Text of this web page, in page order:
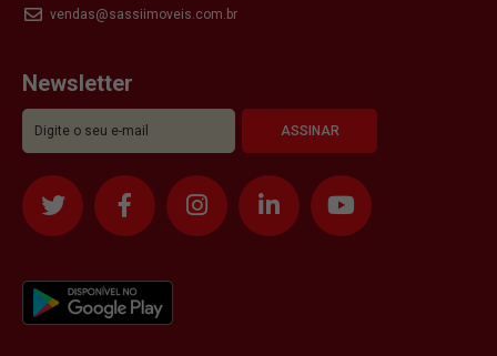
vendas@sassiimoveis.com.br
Newsletter